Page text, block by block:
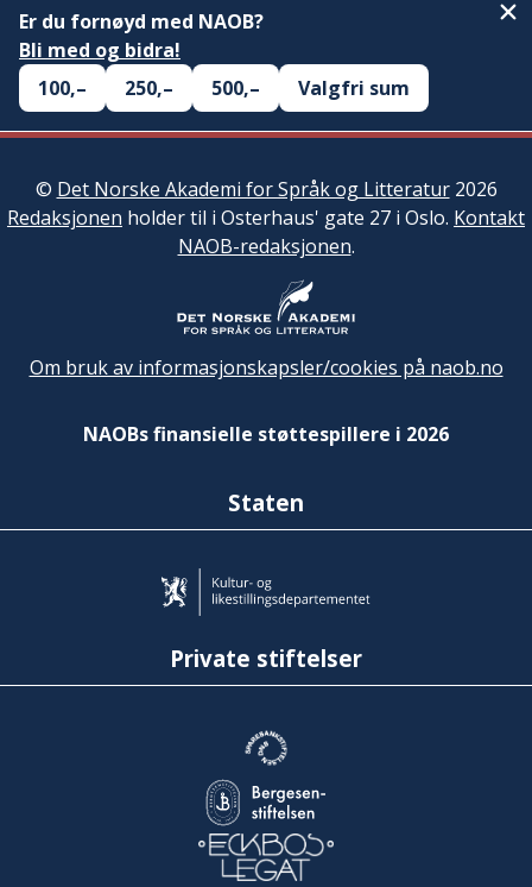
Er du fornøyd med NAOB?
Bli med og bidra!
100,–
250,– 500,– Valgfri sum
© Det Norske Akademi for Språk og Litteratur2026
Redaksjonen holder til i Osterhaus' gate 27 i Oslo. Kontakt
NAOB-redaksjonen.
Om bruk av informasjonskapsler/cookies på naob.no
NAOBs finansielle støttespillere i 2026
Staten
Private stiftelser